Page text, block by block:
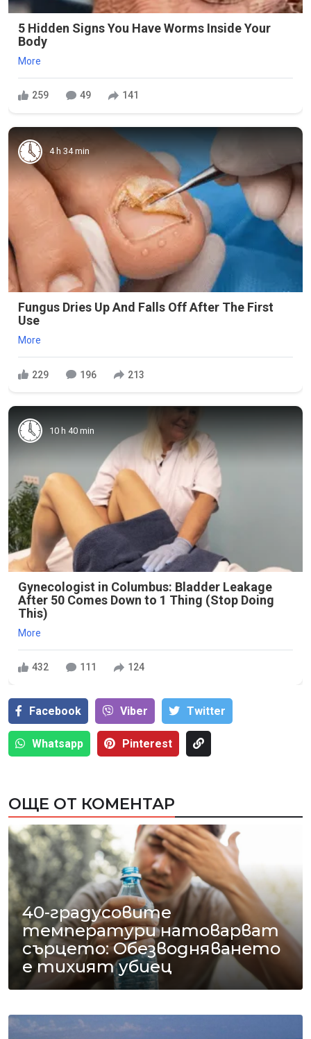
5 Hidden Signs You Have Worms Inside Your
Body
More
259 49 141
4 h 34 min
Fungus Dries Up And Falls Off After The First
Use
More
229 196 213
10 h 40 min
Gynecologist in Columbus: Bladder Leakage
After 50 Comes Down to 1 Thing (Stop Doing
This)
More
432 111 124
Facebook Viber Тwitter
Whatsapp Pinterest
ОЩЕ ОТ КОМЕНТАР
40-градусовите
температури натоварват
сърцето: Обезводняването
е тихият убиец